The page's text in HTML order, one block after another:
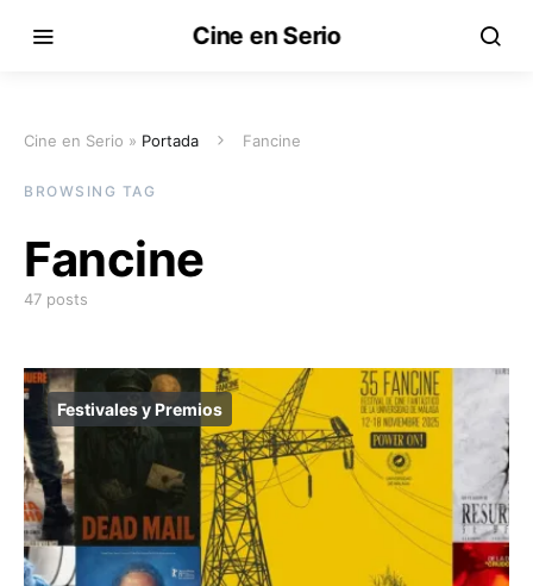
Cine en Serio
Cine en Serio » Portada Fancine
BROWSING TAG
Fancine
47 posts
Festivales y Premios